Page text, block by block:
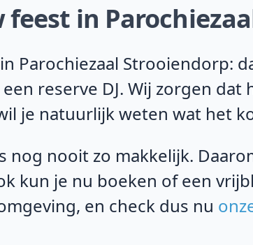
feest in
Parochiezaal Strooiendorp:
reserve DJ. Wij zorgen dat
je natuurlijk weten wat het
nog nooit zo makkelijk.
kun je nu boeken of een
en check dus nu